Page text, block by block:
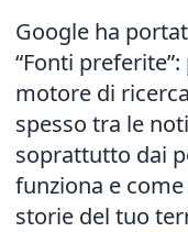
Google ha
“Fonti
motore di
spesso tra le
soprattutto dai
funziona e
storie del tuo